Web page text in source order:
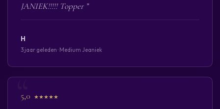
JANIEK!!!!! Topper ”
H
3 jaar geleden · Medium Jeaniek
5,0 ★★★★★